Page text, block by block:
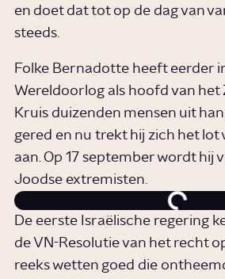
en doet dat tot op de dag van
steeds.
Folke Bernadotte heeft eerder
Wereldoorlog als hoofd van het
Kruis duizenden mensen uit
gered en nu trekt hij zich het lot
aan. Op 17 september wordt hij
Joodse extremisten.
De eerste Israëlische regering
de VN-Resolutie van het recht
reeks wetten goed die